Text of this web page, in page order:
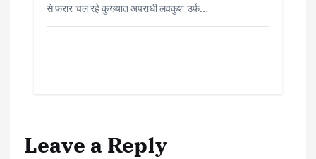
से फरार चल रहे कुख्यात अपराधी लवकुश उर्फ…
Leave a Reply